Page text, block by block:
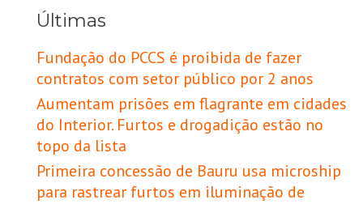
Últimas
Fundação do PCCS é proibida de fazer
contratos com setor público por 2 anos
Aumentam prisões em flagrante em cidades
do Interior. Furtos e drogadição estão no
topo da lista
Primeira concessão de Bauru usa microship
para rastrear furtos em iluminação de